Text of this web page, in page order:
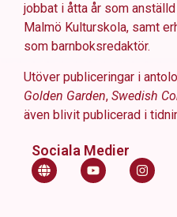
jobbat i åtta år som
Malmö Kulturskola, samt
som barnboksredaktör.
Utöver publiceringar i
Golden Garden, Swedish
även blivit publicerad i
Sociala Medier